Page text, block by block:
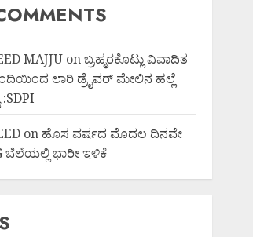
MAJJUonಬ್ರಹ್ಮರಕೊಟ್ಲು ವಿವಾದಿತ
ಲಾರಿ ಡ್ರೈವರ್ ಮೇಲಿನ ಹಲ್ಲೆ
on ಹೊಸ ವರ್ಷದ ಮೊದಲ ದಿನವೇ
ಬೆಲೆಯಲ್ಲಿ ಭಾರೀ ಇಳಿಕೆ